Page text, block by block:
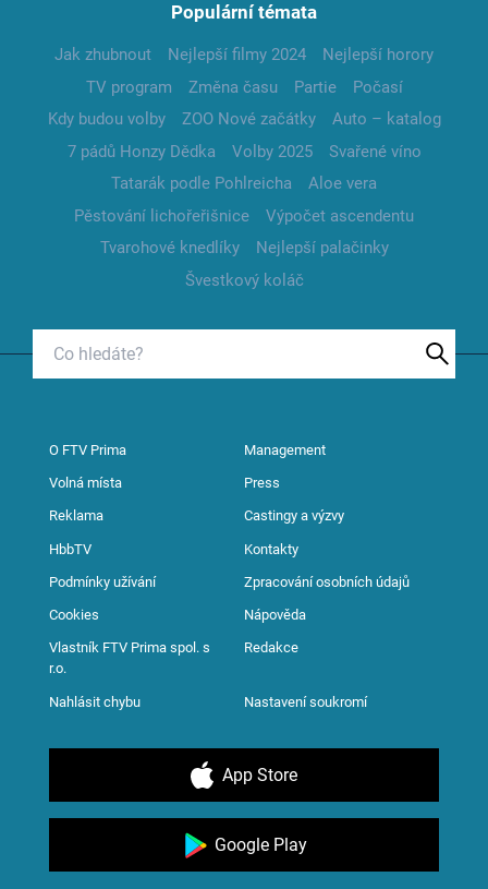
Populární témata
Jak zhubnout Nejlepší filmy 2024
Nejlepší horory
TV program
Změna času Partie
Počasí
Kdy budou volby
ZOO Nové začátky
Auto – katalog
7 pádů Honzy Dědka
Volby 2025
Svařené víno
Tatarák podle Pohlreicha
Aloe vera
Pěstování lichořeřišnice
Výpočet ascendentu
Tvarohové knedlíky
Nejlepší palačinky
Švestkový koláč
O FTV Prima Management
Volná místa Press
Reklama Castingy a výzvy
HbbTV Kontakty
Podmínky užívání Zpracování osobních údajů
Cookies Nápověda
Vlastník FTV Prima spol. s
r.o.
Redakce
Nahlásit chybu Nastavení soukromí
App Store
Google Play